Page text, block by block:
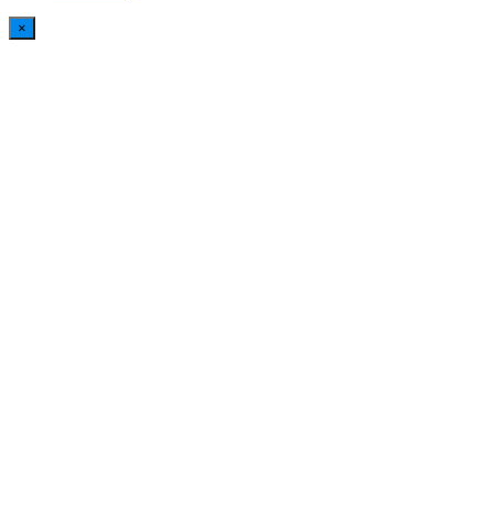
×